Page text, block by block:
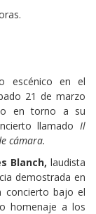
escénico en el
21 de marzo
en torno a su
llamado Il
cámara.
Blanch, laudista
demostrada en
concierto bajo el
homenaje a los